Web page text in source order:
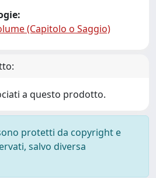
(Capitolo o Saggio)
a questo prodotto.
protetti da copyright e
salvo diversa